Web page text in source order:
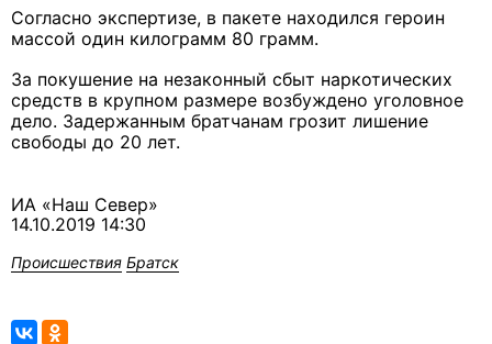
Согласно экспертизе, в пакете находился героин
массой один килограмм 80 грамм.
За покушение на незаконный сбыт наркотических
средств в крупном размере возбуждено уголовное
дело. Задержанным братчанам грозит лишение
свободы до 20 лет.
ИА «Наш Север»
14.10.2019 14:30
Происшествия Братск